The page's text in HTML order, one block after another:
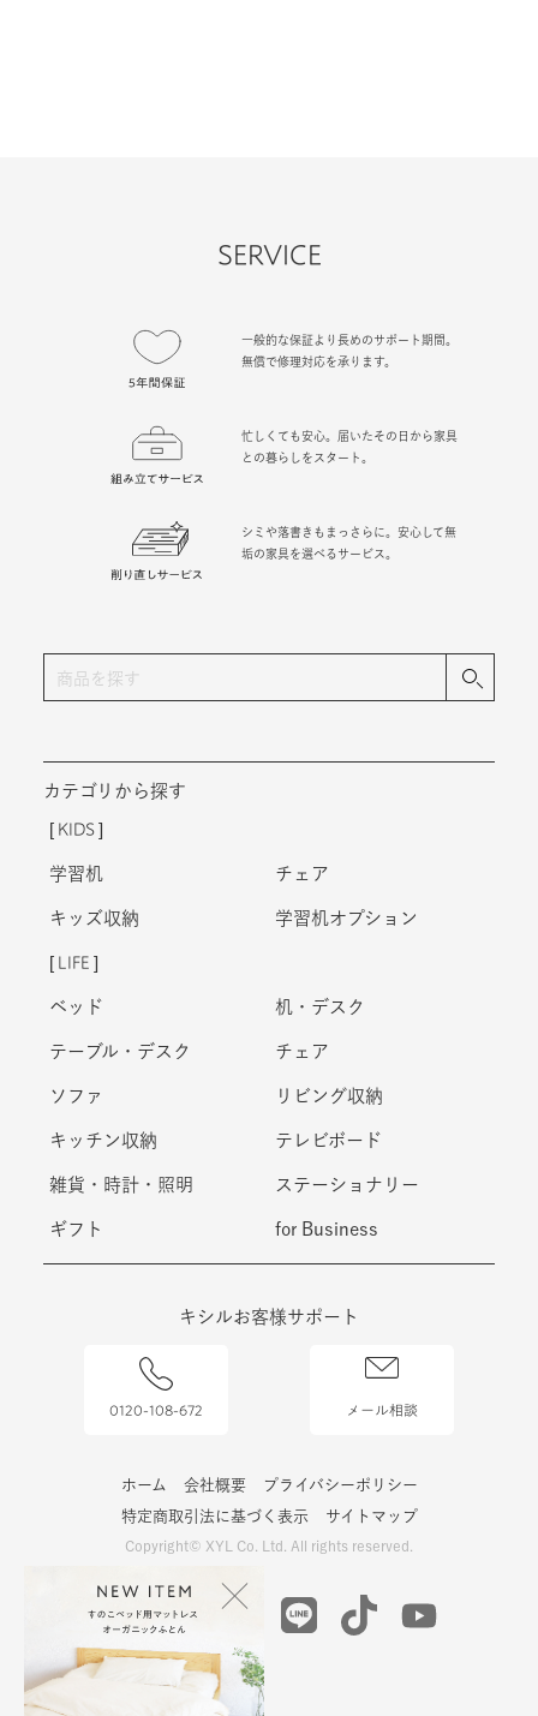
SERVICE
一般的な保証より長めのサポート期間。
無償で修理対応を承ります。
忙しくても安心。届いたその日から家具
との暮らしをスタート。
シミや落書きもまっさらに。安心して無
垢の家具を選べるサービス。
カテゴリから探す
KIDS
学習机 チェア
キッズ収納 学習机オプション
LIFE
ベッド 机・デスク
テーブル・デスク チェア
ソファ リビング収納
キッチン収納 テレビボード
雑貨・時計・照明 ステーショナリー
ギフト for Business
キシルお客様サポート
0120-108-672 メール相談
ホーム 会社概要
プライバシーポリシー
特定商取引法に基づく表示
サイトマップ
Copyright© XYL Co. Ltd. All rights reserved.